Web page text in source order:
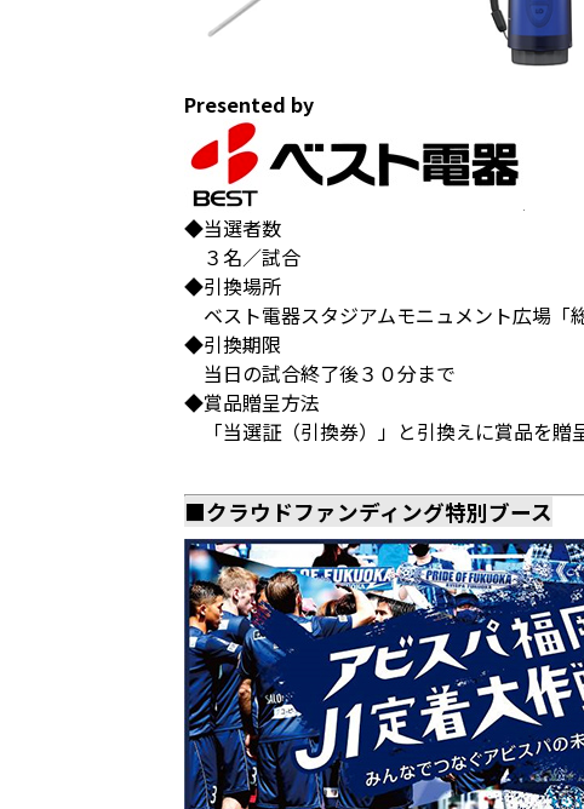
Presented by
◆当選者数
３名／試合
◆引換場所
ベスト電器スタジアムモニュメント広場「
◆引換期限
当日の試合終了後３０分まで
◆賞品贈呈方法
「当選証（引換券）」と引換えに賞品を贈
■クラウドファンディング特別ブース